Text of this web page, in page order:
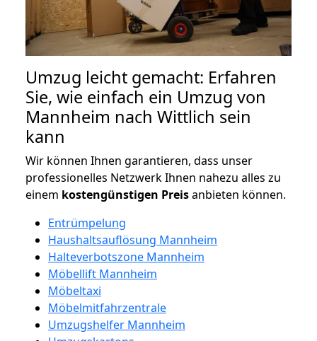
Umzug leicht gemacht: Erfahren
Sie, wie einfach ein Umzug von
Mannheim nach Wittlich sein
kann
Wir können Ihnen garantieren, dass unser
professionelles Netzwerk Ihnen nahezu alles zu
einem kostengünstigen Preisanbieten können.
Entrümpelung
Haushaltsauflösung Mannheim
Halteverbotszone Mannheim
Möbellift Mannheim
Möbeltaxi
Möbelmitfahrzentrale
Umzugshelfer Mannheim